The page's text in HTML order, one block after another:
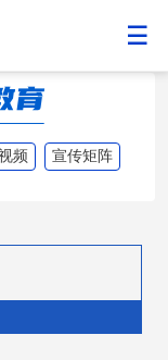
频 宣传矩阵